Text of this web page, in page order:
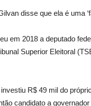
disse que ela é uma
em 2018 a deputado
Superior Eleitoral
R$ 49 mil do
candidato a